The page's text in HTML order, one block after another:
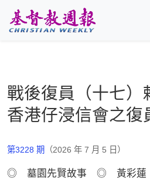
戰後復員（十七）
香港仔浸信會之復
第3228 期 （2026 年 7 月 5 日）
◎ 墓園先賢故事 ◎ 黃彩蓮